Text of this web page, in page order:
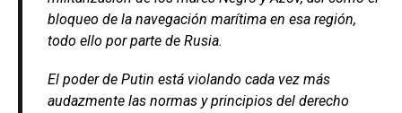
bloqueo de la navegación marítima en esa región,
todo ello por parte de Rusia.
El poder de Putin está violando cada vez más
audazmente las normas y principios del derecho